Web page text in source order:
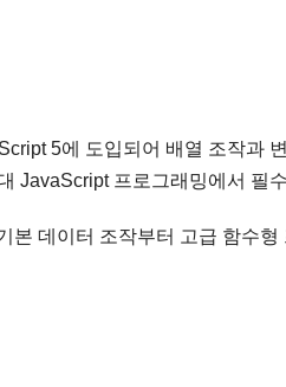
5에 도입되어 배열 조작과
JavaScript 프로그래밍에서 필
본 데이터 조작부터 고급 함수